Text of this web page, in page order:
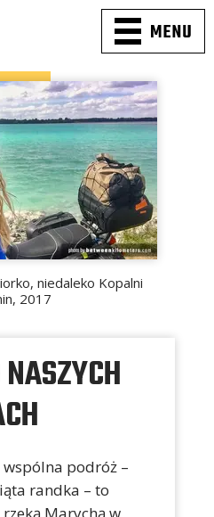
niedaleko Kopalni
2017
podróż –
randka – to